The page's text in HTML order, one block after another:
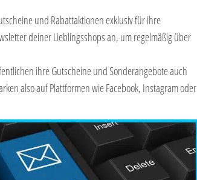
und Rabattaktionen exklusiv für ihre
deiner Lieblingsshops an, um regelmäßig über
ihre Gutscheine und Sonderangebote auch
also auf Plattformen wie Facebook, Instagram oder